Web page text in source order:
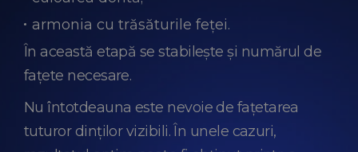
armonia cu trăsăturile feței.
În această etapă se stabilește și numărul de
fațete necesare.
Nu întotdeauna este nevoie de fațetarea
tuturor dinților vizibili. În unele cazuri,